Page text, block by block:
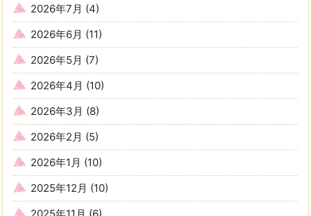
2026年7月 (4)
2026年6月 (11)
2026年5月 (7)
2026年4月 (10)
2026年3月 (8)
2026年2月 (5)
2026年1月 (10)
2025年12月 (10)